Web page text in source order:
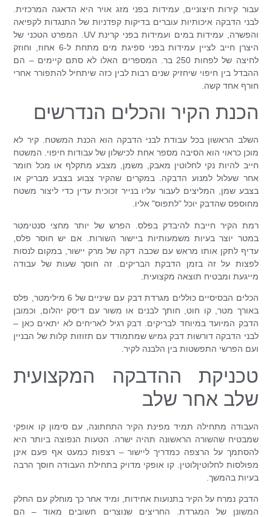
עבור קירות חיצוניים, עמידות בפני מזג אויר היא הדאגה המרכזית.
לבני הדבקה איכותיות עוברים בדיקות קפדניות של התנגדות לקפיאה
והפשרה, עמידות במים ועמידות בפני קרינת UV. המפרט הטכני של
היצרן חייב לציין עמידות בפני ספיגת מים מתחת ל-6 אחוז, וחוזק
לחיצה של לפחות 250 בר. המספרים האלו לא סתם קיימים – הם
ההבדל בין חיפוי שיחזיק שנים רבות לבין כזה שיתחיל להתפורר אחרי
חורף אחד קשה.
הכנת הקיר והכלים הנדרשים
השלב הראשון בכל עבודת לבני הדבקה הוא הכנת המשטח. קיר לא
מוכן כראוי הוא הסיבה מספר אחת לכישלון של עבודות חיפוי. המשטח
חייב להיות נקי לחלוטין מאבק, משמן, מצבע מתקלף או מכל חומר
אחר שעלול למנוע הדבקה. במקרים שהקיר צבוע בצבע מבריק או
בצבע שמן, המליצים לעבור עליו בנייר זכוכית עדין כדי ליצור משטח
מחוספס שהדבק יוכל "לתפוס" אליו.
רמת הקיר חייבת להיבדק בפלס. הפרש של יותר מחצי סנטימטר
במטר יוצר בעיות משמעותיות ביישור השורות. אם יש חוסר פלס,
עדיף לתקן אותו מראש עם שכבה דקה של מרק יישור, במקום לנסות
לפצות על זה בזמן הדבקת הבריקים. זה חוסך שעות של עבודה
מייגעת ומבטיח תוצאה מקצועית.
הכלים הבסיסיים כוללים מגרדת דבק עם שיניים של 6 מילימטר, פלס
באורך מטר, קו חוט, חותך לבנים או משור עם דיסק יהלום, וכמובן
הדבק המיועד במיוחד לבריקים. דבק רגיל לאריחים לא יתאים כאן –
לבני הדבקה דורשות דבק גמיש שמתמודד עם תזוזות קלות של הבניין
ועם הפרשי התפשטות בין הלבנה לקיר.
טכניקת ההדבקה המקצועית
שלב אחר שלב
העבודה מתחילה תמיד מפינת הקיר התחתונה, עם סימון קו אופקי
שמבטיח שהשורה הראשונה תהיה ישרה. הטעות הנפוצה ביותר היא
להסתמך על הרצפה כמדריך ליישור – רצפות כמעט אף פעם אינן
מפולסות לחלוטיןלוטין. קו אופקי מדויק בתחילת העבודה חוסך הרבה
בעיות בהמשך.
הדבק נמרח על הקיר בתנועות אחידות, ומיד אחר כך מוחלק עם החלק
המשונן של המגרדת. החריצים שנוצרים חשובים מאוד – הם